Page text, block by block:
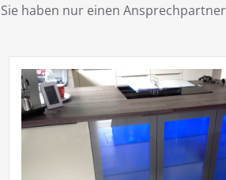
haben nur einen